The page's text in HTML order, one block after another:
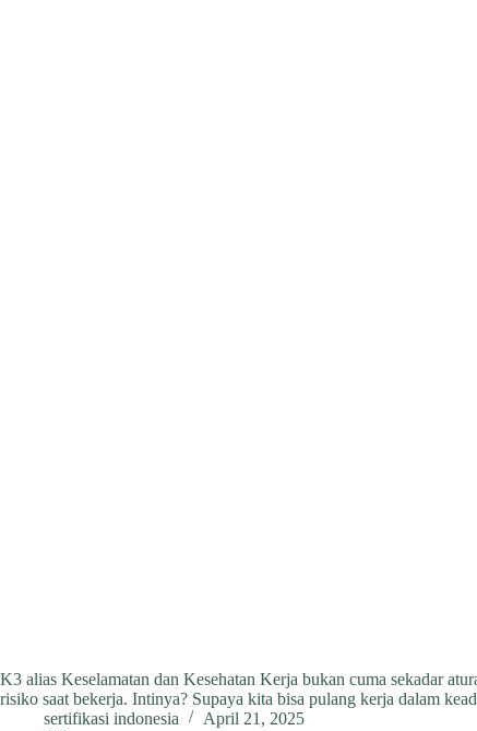
K3 alias Keselamatan dan Kesehatan Kerja bukan cuma sekadar
risiko saat bekerja. Intinya? Supaya kita bisa pulang kerja dalam
sertifikasi indonesia
April 21, 2025